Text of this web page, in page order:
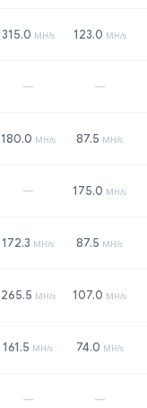
315.0 MH/s 123.0 MH/s
— —
180.0 MH/s 87.5 MH/s
— 175.0 MH/s
172.3 MH/s 87.5 MH/s
265.5 MH/s 107.0 MH/s
161.5 MH/s 74.0 MH/s
— —